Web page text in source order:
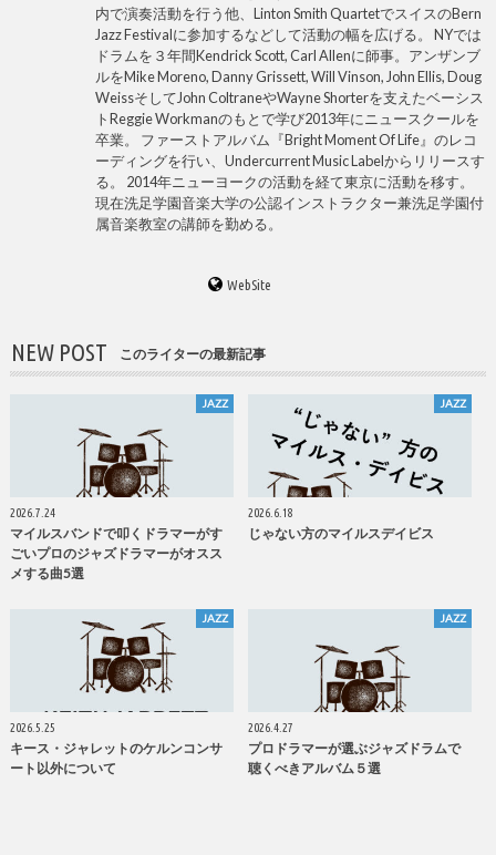
内で演奏活動を行う他、Linton Smith QuartetでスイスのBern
Jazz Festivalに参加するなどして活動の幅を広げる。 NYでは
ドラムを３年間Kendrick Scott, Carl Allenに師事。アンザンブ
ルをMike Moreno, Danny Grissett, Will Vinson, John Ellis, Doug
WeissそしてJohn ColtraneやWayne Shorterを支えたベーシス
トReggie Workmanのもとで学び2013年にニュースクールを
卒業。 ファーストアルバム『Bright Moment Of Life』のレコ
ーディングを行い、Undercurrent Music Labelからリリースす
る。 2014年ニューヨークの活動を経て東京に活動を移す。
現在洗足学園音楽大学の公認インストラクター兼洗足学園付
属音楽教室の講師を勤める。
WebSite
NEW POST このライターの最新記事
JAZZ
2026.7.24
マイルスバンドで叩くドラマーがす
ごいプロのジャズドラマーがオスス
メする曲5選
JAZZ
2026.6.18
じゃない方のマイルスデイビス
JAZZ
2026.5.25
キース・ジャレットのケルンコンサ
ート以外について
JAZZ
2026.4.27
プロドラマーが選ぶジャズドラムで
聴くべきアルバム５選